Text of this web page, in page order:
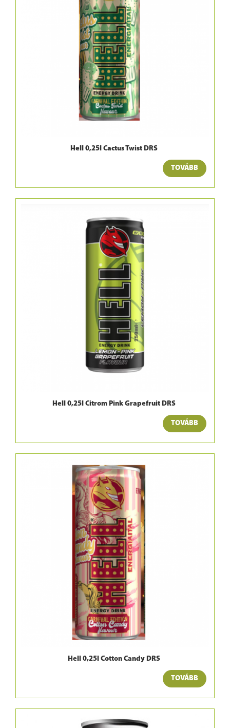
Hell 0,25l Cactus Twist DRS
TOVÁBB
Hell 0,25l Citrom Pink Grapefruit DRS
TOVÁBB
Hell 0,25l Cotton Candy DRS
TOVÁBB